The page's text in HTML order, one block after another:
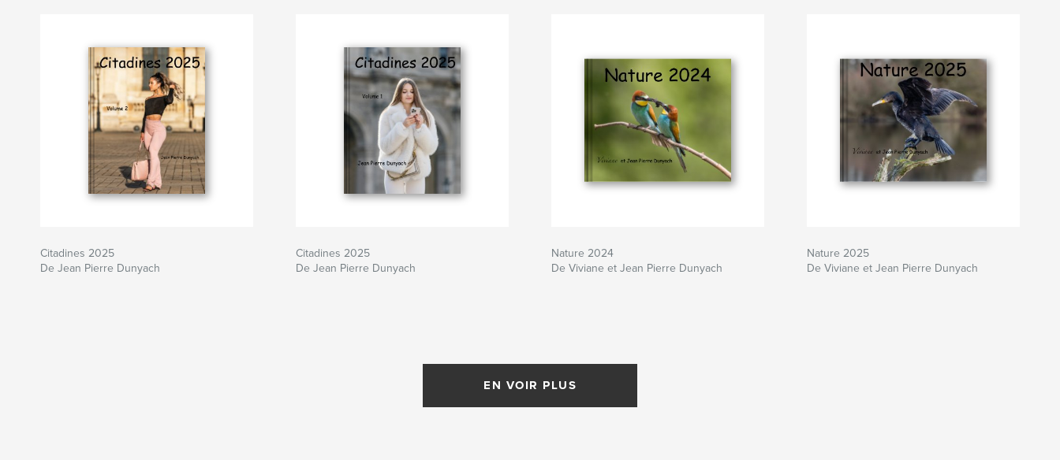
Citadines 2025
De Jean Pierre Dunyach
Citadines 2025
De Jean Pierre Dunyach
Nature 2024
De Viviane et Jean Pierre Dunyach
Nature 2025
De Viviane et Jean Pierre Dunyach
EN VOIR PLUS